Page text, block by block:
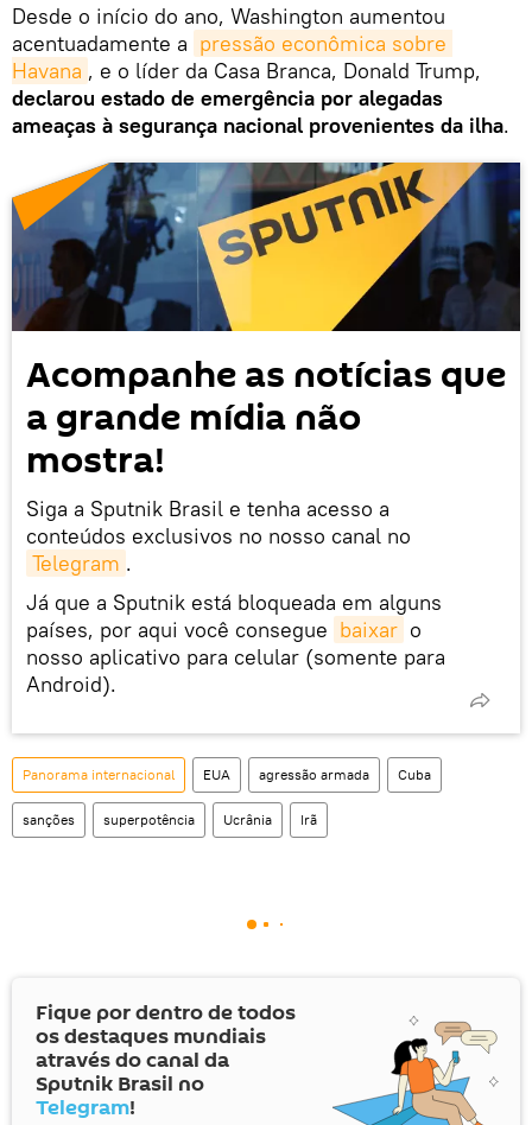
Desde o início do ano, Washington aumentou
acentuadamente a pressão econômica sobre
Havana , e o líder da Casa Branca, Donald Trump,
declarou estado de emergência por alegadas
ameaças à segurança nacional provenientes da ilha.
Acompanhe as notícias que
a grande mídia não
mostra!
Siga a Sputnik Brasil e tenha acesso a
conteúdos exclusivos no nosso canal no
Telegram .
Já que a Sputnik está bloqueada em alguns
países, por aqui você consegue baixar o
nosso aplicativo para celular (somente para
Android).
Panorama internacional EUA agressão armada Cuba
sanções superpotência Ucrânia Irã
Fique por dentro de todos
os destaques mundiais
através do canal da
Sputnik Brasil no
Telegram!